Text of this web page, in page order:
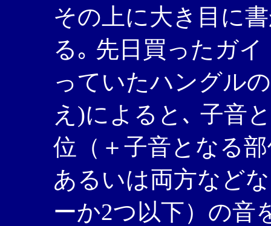
その上に大き目に
る｡ 先日買ったガ
っていたハングル
え)によると､ 子音
位（＋子音となる
あるいは両方など
ーか2つ以下）の音